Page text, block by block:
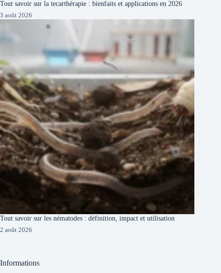
Tout savoir sur la tecarthérapie : bienfaits et applications en 2026
3 août 2026
Tout savoir sur les nématodes : définition, impact et utilisation
2 août 2026
Informations